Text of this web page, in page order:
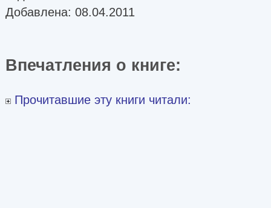
Добавлена: 08.04.2011
Впечатления о книге:
Прочитавшие эту книги читали: